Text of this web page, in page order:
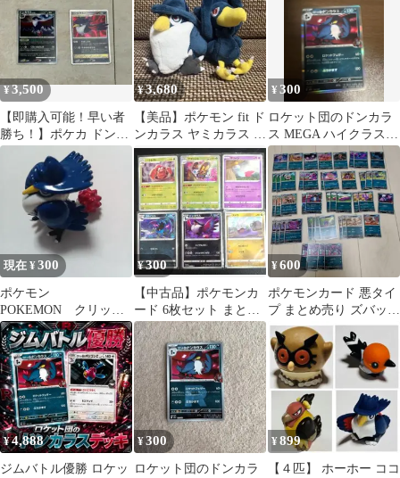
2012年版 ポケモン
ポケットモンスターグ
ッズ Pokemon
¥3,500
【即購入可能！早い者
勝ち！】ポケカ ドンカ
ラス 2枚セット
¥3,680
【美品】ポケモン fit ド
ンカラス ヤミカラス ぬ
いぐるみセット
¥300
ロケット団のドンカラ
ス MEGA ハイクラスパ
ック MEGAドリームex
10…
現在 ¥300
ポケモン
POKEMON クリッピ
ングフィギュア ドン
カラス
¥300
【中古品】ポケモンカ
ード 6枚セット まとめ
売り ノーマル/キラ
¥600
ポケモンカード 悪タイ
プ まとめ売り ズバット
ゴルバット クロバット
①
¥4,888
ジムバトル優勝 ロケッ
¥300
ロケット団のドンカラ
¥899
【４匹】 ホーホー ココ